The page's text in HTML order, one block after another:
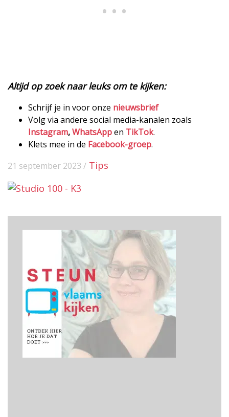
Altijd op zoek naar leuks om te kijken:
Schrijf je in voor onze nieuwsbrief
Volg via andere social media-kanalen zoals
Instagram,WhatsAppen TikTok.
Klets mee in de Facebook-groep.
21 september 2023 / Tips